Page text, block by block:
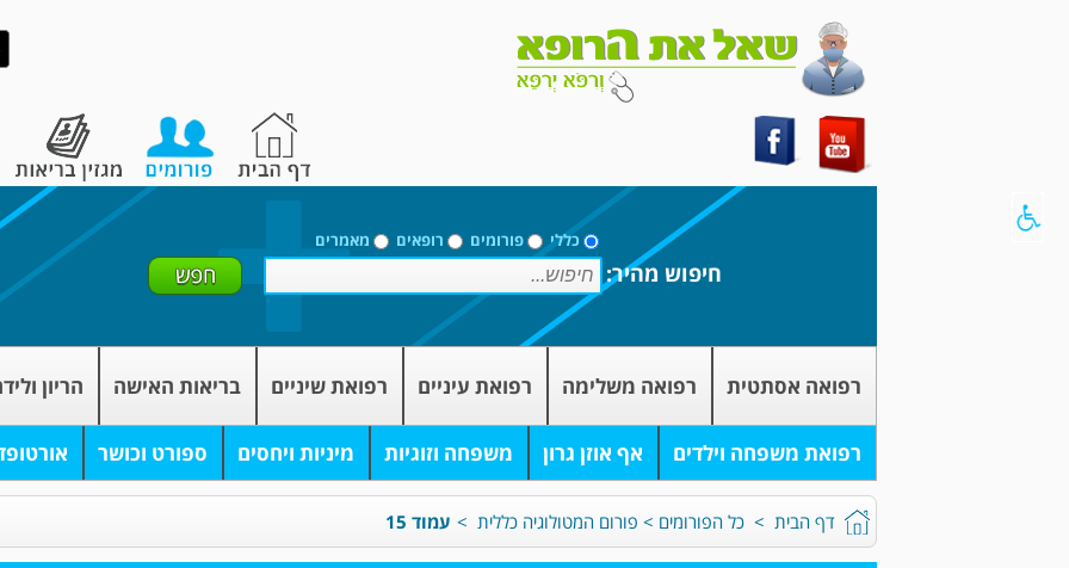
כללי פורומים רופאים מאמרים
חיפוש מהיר:
רפואה אסתטית רפואה משלימה רפואת עיניים רפואת שיניים בריאות האישה הריון
רפואת משפחה וילדים אף אוזן גרון משפחה וזוגיות מיניות ויחסים ספורט וכושר
דף הבית > כל הפורומים > פורום המטולוגיה כללית > עמוד 15